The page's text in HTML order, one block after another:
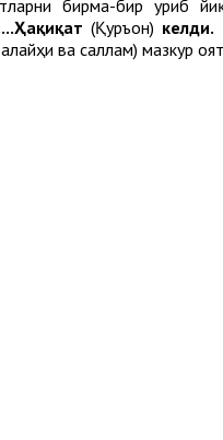
бирма-бир уриб
(Қуръон) келди.
ва саллам) мазкур